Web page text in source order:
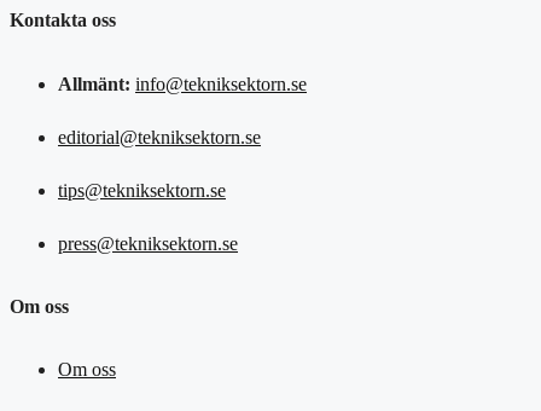
Kontakta oss
Allmänt: info@tekniksektorn.se
editorial@tekniksektorn.se
tips@tekniksektorn.se
press@tekniksektorn.se
Om oss
Om oss